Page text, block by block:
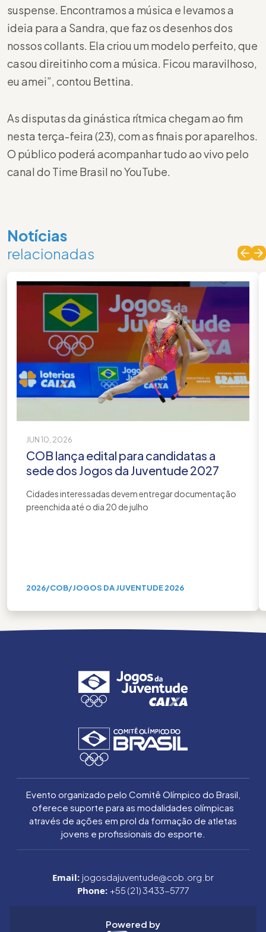
suspense. Encontramos a música e levamos a
ideia para a Sandra, que faz os desenhos dos
nossos collants. Ela criou um modelo perfeito, que
casou direitinho com a música. Ficou maravilhoso,
eu amei”, contou Bettina.
As disputas da ginástica rítmica chegam ao fim
nesta terça-feira (23), com as finais por aparelhos.
O público poderá acompanhar tudo ao vivo pelo
canal do Time Brasil no YouTube.
Notícias
relacionadas
JUN 10, 2026
COB lança edital para candidatas a
sede dos Jogos da Juventude 2027
Cidades interessadas devem entregar documentação
preenchida até o dia 20 de julho
2026/COB/JOGOS DA JUVENTUDE 2026
Evento organizado pelo Comitê Olímpico do Brasil,
oferece suporte para as modalidades olímpicas
através de ações em prol da formação de atletas
jovens e profissionais do esporte.
Email: jogosdajuventude@cob.org.br
Phone: +55 (21) 3433-5777
Powered by